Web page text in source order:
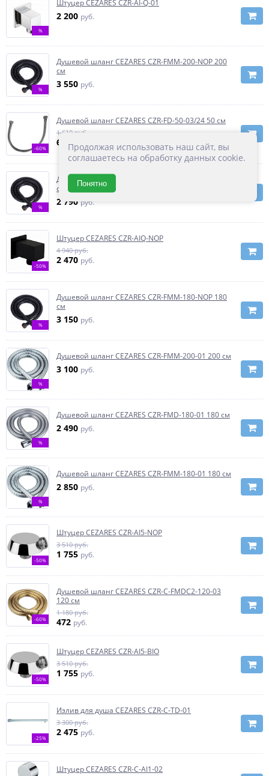
%
Штуцер CEZARES CZR-AI-Q-01
2 200 руб.
%
Душевой шланг CEZARES CZR-FMM-200-NOP 200
см
3 550 руб.
-60%
Душевой шланг CEZARES CZR-FD-50-03/24 50 см
1 610 руб.
644руб.
%
Душевой шланг CEZARES CZR-FMM-150-NOP 150
см
2 790 руб.
-50%
Штуцер CEZARES CZR-AIQ-NOP
4 940 руб.
2 470 руб.
%
Душевой шланг CEZARES CZR-FMM-180-NOP 180
см
3 150 руб.
%
Душевой шланг CEZARES CZR-FMM-200-01 200 см
3 100 руб.
%
Душевой шланг CEZARES CZR-FMD-180-01 180 см
2 490 руб.
%
Душевой шланг CEZARES CZR-FMM-180-01 180 см
2 850 руб.
-50%
Штуцер CEZARES CZR-AI5-NOP
3 510 руб.
1 755 руб.
-60%
Душевой шланг CEZARES CZR-C-FMDC2-120-03
120 см
1 180 руб.
472 руб.
-50%
Штуцер CEZARES CZR-AI5-BIO
3 510 руб.
1 755 руб.
-25%
Излив для душа CEZARES CZR-C-TD-01
3 300 руб.
2 475 руб.
Штуцер CEZARES CZR-C-AI1-02
Продолжая использовать наш сайт, вы
соглашаетесь на обработку данных cookie.
Понятно